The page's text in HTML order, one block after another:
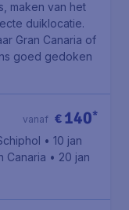
maken van het
duiklocatie.
Gran Canaria of
goed gedoken
€ 140*
vanaf
• 10 jan
Canaria • 20 jan